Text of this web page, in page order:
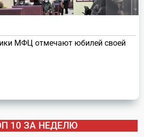
МФЦ отмечают юбилей своей
10 ЗА НЕДЕЛЮ